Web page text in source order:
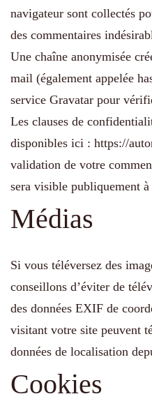
navigateur sont collectés
des commentaires
Une chaîne anonymisée
mail (également appelée
service Gravatar pour
Les clauses de
disponibles ici : https://
validation de votre
sera visible publiquement
Médias
Si vous téléversez des
conseillons d’éviter de
des données EXIF de
visitant votre site peuvent
données de localisation
Cookies